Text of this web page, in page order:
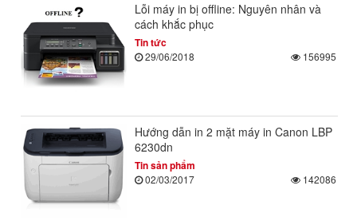
Lỗi máy in bị offline: Nguyên nhân và
cách khắc phục
Tin tức
29/06/2018 156995
Hướng dẫn in 2 mặt máy in Canon LBP
6230dn
Tin sản phẩm
02/03/2017 142086